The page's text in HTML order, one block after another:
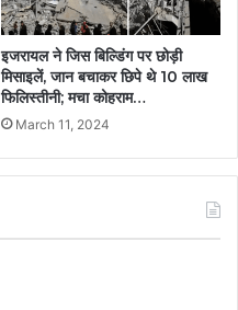
इजरायल ने जिस बिल्डिंग पर छोड़ी
मिसाइलें, जान बचाकर छिपे थे 10 लाख
फिलिस्तीनी; मचा कोहराम…
March 11, 2024